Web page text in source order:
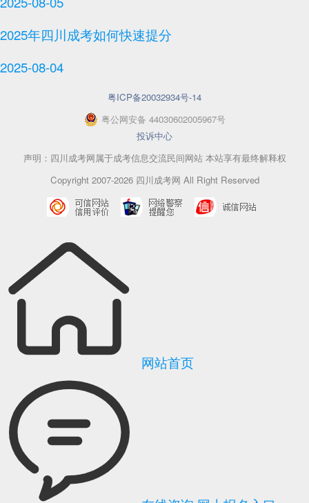
2025年‌‌‌‌四川成考如何快速提分
2025-08-04
粤ICP备20032934号-14
粤公网安备 44030602005967号
投诉中心
声明：四川成考网属于成考信息交流民间网站 本站享有最终解释权
Copyright 2007-2026 四川成考网 All Right Reserved
网站首页